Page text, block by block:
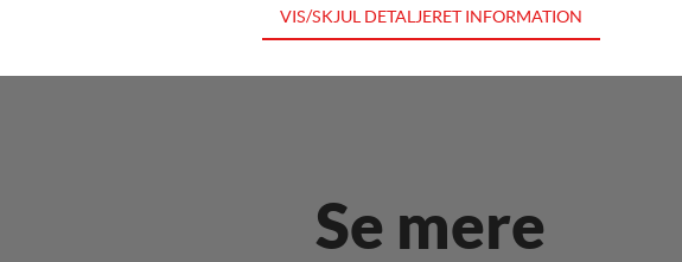
Se mere
Tekniske cookies er nødvendige for hjemmesidens grundlæggende funktioner som fx
VIS/SKJUL DETALJERET INFORMATION